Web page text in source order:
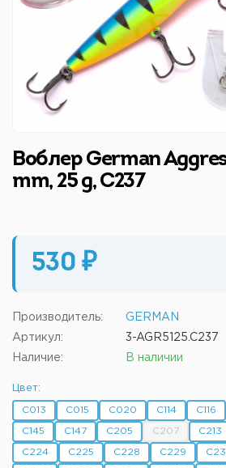
Воблер German
mm, 25 g, C237
530 ₽
Производитель: GERMAN
Артикул: 3-AGR5125.C237
Наличие: В наличии
Цвет:
C013 C015 C020 C114 C116
C145 C147 C205 C207 C213
C224 C225 C228 C229